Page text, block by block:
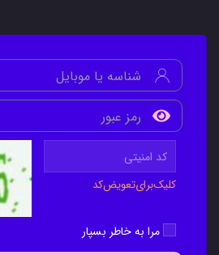
کلیک‌برای‌تعویض‌کد
مرا به خاطر بسپار